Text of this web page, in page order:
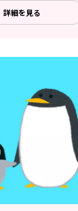
詳細を見る